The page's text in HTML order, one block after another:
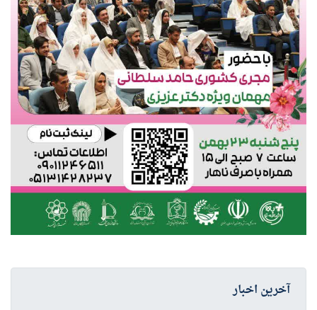
آخرین اخبار